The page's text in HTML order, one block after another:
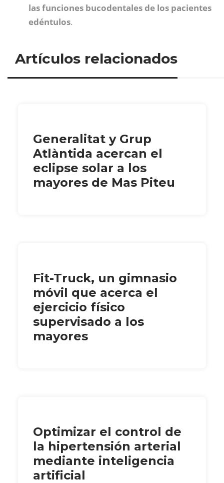
las funciones bucodentales de los pacientes
edéntulos.
Artículos relacionados
Generalitat y Grup
Atlàntida acercan el
eclipse solar a los
mayores de Mas Piteu
Fit-Truck, un gimnasio
móvil que acerca el
ejercicio físico
supervisado a los
mayores
Optimizar el control de
la hipertensión arterial
mediante inteligencia
artificial